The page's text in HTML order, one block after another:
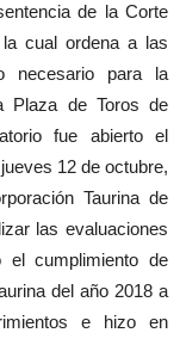
de la Corte
cual ordena a las
necesario para la
Plaza de Toros de
fue abierto el
12 de octubre,
Taurina de
las evaluaciones
el cumplimiento de
del año 2018 a
e hizo en